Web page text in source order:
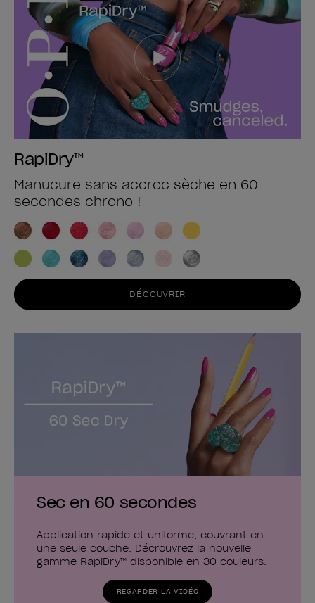
RapiDry™
Manucure sans accroc sèche en 60
secondes chrono !
DÉCOUVRIR
Sec en 60 secondes
Application rapide et uniforme, couvrant en
une seule couche. Décrouvrez la nouvelle
gamme RapiDry™ disponible en 30 couleurs.
REGARDER LA VIDÉO